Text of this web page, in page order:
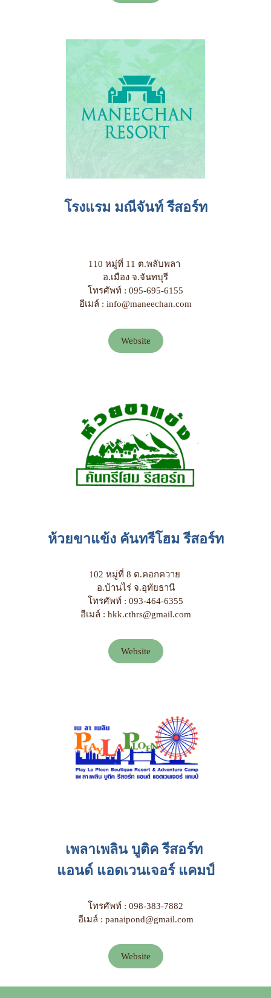
โรงแรม มณีจันท์ รีสอร์ท
110 หมู่ที่ 11 ต.พลับพลา
อ.เมือง จ.จันทบุรี
โทรศัพท์ : 095-695-6155
อีเมล์ : info@maneechan.com
Website
ห้วยขาแข้ง คันทรีโฮม รีสอร์ท
102 หมู่ที่ 8 ต.คอกควาย
อ.บ้านไร่ จ.อุทัยธานี
โทรศัพท์ : 093-464-6355
อีเมล์ : hkk.cthrs@gmail.com
Website
เพลาเพลิน บูติค รีสอร์ท
แอนด์ แอดเวนเจอร์ แคมป์
โทรศัพท์ : 098-383-7882
อีเมล์ : panaipond@gmail.com
Website